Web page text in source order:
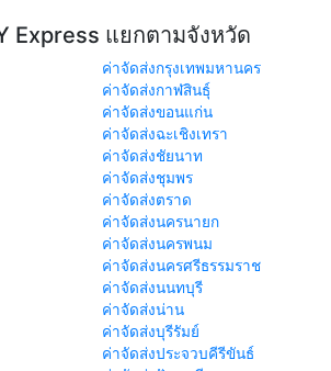
Express แยกตามจังหวัด
ค่าจัดส่งกรุงเทพมหานคร
ค่าจัดส่งกาฬสินธุ์
ค่าจัดส่งขอนแก่น
ค่าจัดส่งฉะเชิงเทรา
ค่าจัดส่งชัยนาท
ค่าจัดส่งชุมพร
ค่าจัดส่งตราด
ค่าจัดส่งนครนายก
ค่าจัดส่งนครพนม
ค่าจัดส่งนครศรีธรรมราช
ค่าจัดส่งนนทบุรี
ค่าจัดส่งน่าน
ค่าจัดส่งบุรีรัมย์
ค่าจัดส่งประจวบคีรีขันธ์